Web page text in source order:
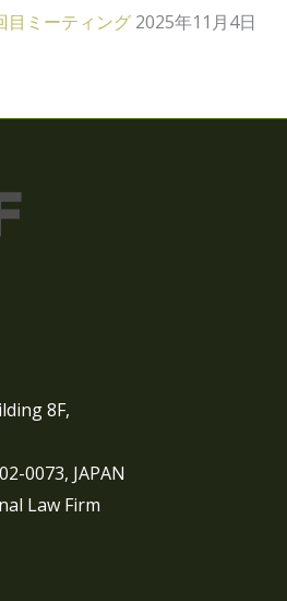
目ミーティング 2025年11月4日
8F,
0073, JAPAN
Law Firm